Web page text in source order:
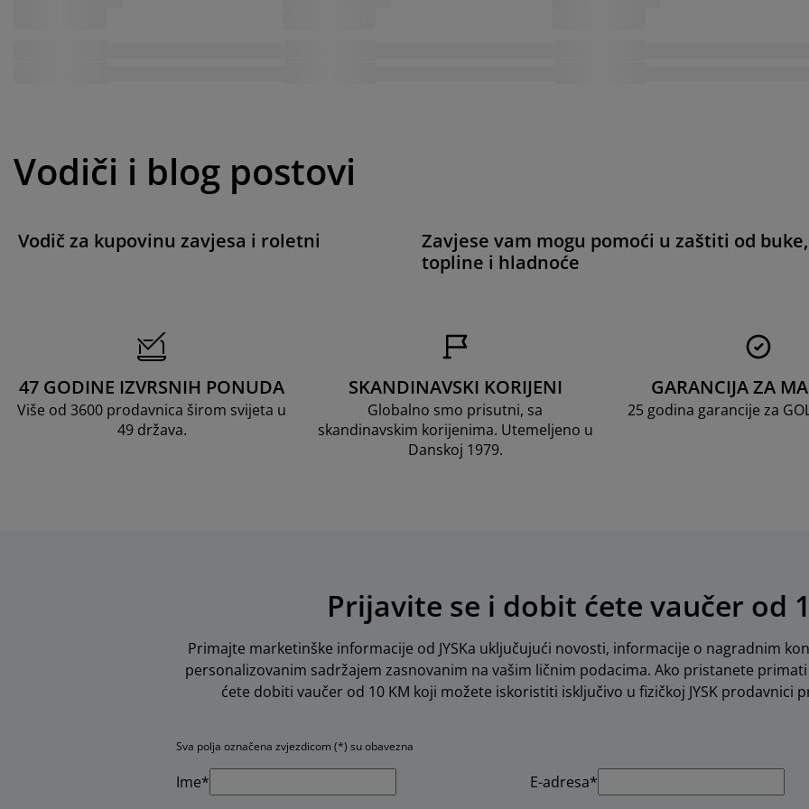
Vodiči i blog postovi
Vodič za kupovinu zavjesa i roletni
Zavjese vam mogu pomoći u zaštiti od buke,
topline i hladnoće
47 GODINE IZVRSNIH PONUDA
Više od 3600 prodavnica širom svijeta u
49 država.
SKANDINAVSKI KORIJENI
Globalno smo prisutni, sa
skandinavskim korijenima. Utemeljeno u
Danskoj 1979.
GARANCIJA ZA
25 godina garancije za
Prijavite se i dobit ćete vaučer od
Primajte marketinške informacije od JYSKa uključujući novosti, informacije o nagradnim
personalizovanim sadržajem zasnovanim na vašim ličnim podacima. Ako pristanete
ćete dobiti vaučer od 10 KM koji možete iskoristiti isključivo u fizičkoj JYSK prodavnici
Sva polja označena zvjezdicom (*) su obavezna
Ime* E-adresa*